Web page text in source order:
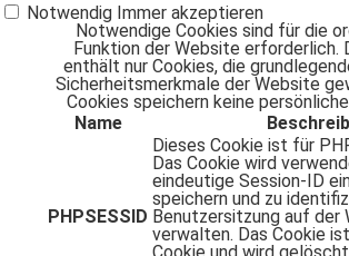
Notwendig Immer akzeptieren
Notwendige Cookies sind für die
Funktion der Website erforderlich.
enthält nur Cookies, die
Sicherheitsmerkmale der Website
Cookies speichern keine
Name
PHPSESSID
Dieses Cookie ist für
Das Cookie wird
eindeutige Session-ID
speichern und zu
Benutzersitzung auf der
verwalten. Das Cookie